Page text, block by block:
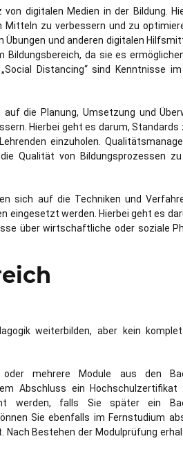
digitalen Medien in der Bildung.
zu verbessern und zu
und anderen digitalen
da sie es
Distancing“ sind Kenntnisse
die Planung, Umsetzung und
Hierbei geht es darum, Standards
einzuholen.
Qualität von Bildungsprozessen
sich auf die Techniken und
eingesetzt werden. Hierbei geht es
über wirtschaftliche oder soziale
weiterbilden, aber kein
oder mehrere Module aus den
Abschluss ein Hochschulzertifikat
werden, falls Sie später ein
Sie ebenfalls im Fernstudium
Bestehen der Modulprüfung